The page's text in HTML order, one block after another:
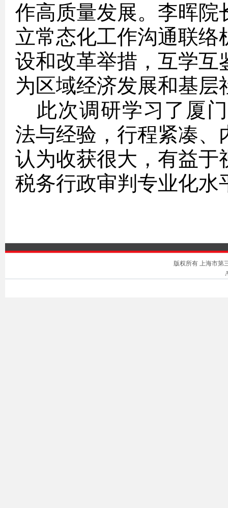
作高质量发展。 李晖院
立常态化工作沟通联
设和改革举措，互学互
为区域经济发展和基
此次调研学习了厦
法与经验， 行程紧凑、
认为收获很大，有益于
税务行政审判专业化水
版权所有 上海市第